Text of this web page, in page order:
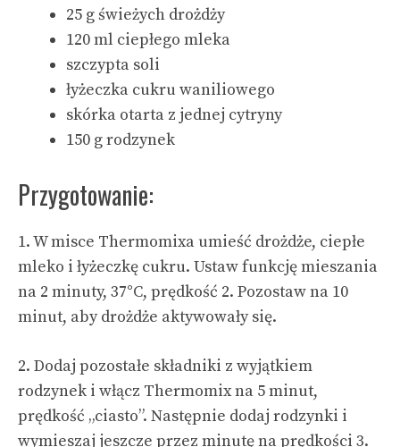
25 g świeżych drożdży
120 ml ciepłego mleka
szczypta soli
łyżeczka cukru waniliowego
skórka otarta z jednej cytryny
150 g rodzynek
Przygotowanie:
1. W misce Thermomixa umieść drożdże, ciepłe
mleko i łyżeczkę cukru. Ustaw funkcję mieszania
na 2 minuty, 37°C, prędkość 2. Pozostaw na 10
minut, aby drożdże aktywowały się.
2. Dodaj pozostałe składniki z wyjątkiem
rodzynek i włącz Thermomix na 5 minut,
prędkość „ciasto”. Następnie dodaj rodzynki i
wymieszaj jeszcze przez minutę na prędkości 3.